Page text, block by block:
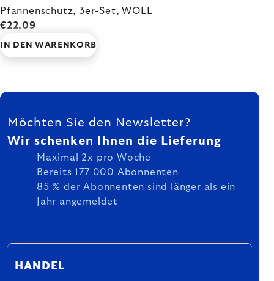
Pfannenschutz, 3er-Set, WOLL
€22,09
IN DEN WARENKORB
FUSSZEILE
Möchten Sie den Newsletter?
Wir schenken Ihnen die Lieferung
Maximal 2x pro Woche
Bereits 177 000 Abonnenten
85 % der Abonnenten sind länger als ein
Jahr angemeldet
HANDEL